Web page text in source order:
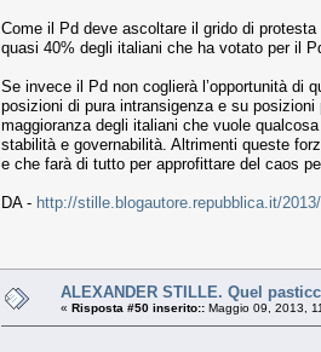
Come il Pd deve ascoltare il grido di
quasi 40% degli italiani che ha votato per il
Se invece il Pd non coglierà l’opportunità di
posizioni di pura intransigenza e su
maggioranza degli italiani che vuole
stabilità e governabilità. Altrimenti queste
e che farà di tutto per approfittare del caos
DA - http://stille.blogautore.repubblica.it/
ALEXANDER STILLE. Quel
« Risposta #50 inserito:: Maggio 09, 2013,